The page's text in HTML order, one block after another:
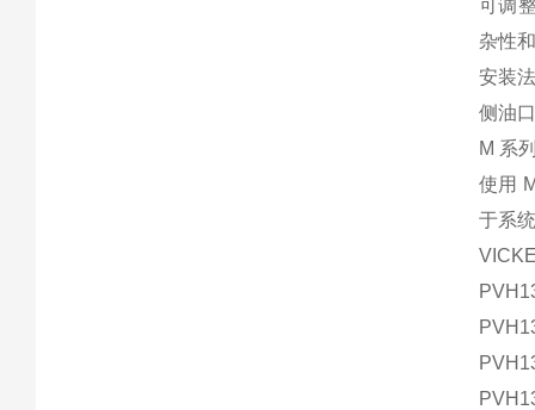
可调
杂性
安装
侧油
M 系
使用
于系